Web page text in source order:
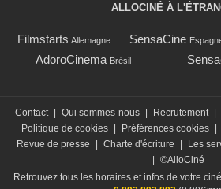
ALLOCINÉ À
Filmstarts Allemagne SensaCine
AdoroCinema Brésil
Contact Qui sommes-nous Recrutement
Politique de cookies
Préférences cookies
Revue de presse
Charte d'écriture Les
©AlloCiné
Retrouvez tous les horaires et infos de votre